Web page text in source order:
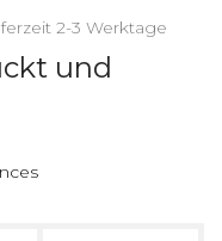
2-3 Werktage
und